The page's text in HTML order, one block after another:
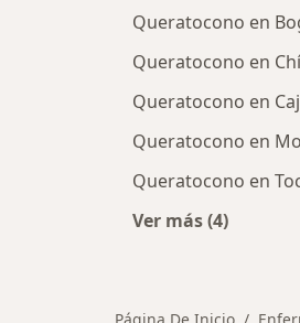
Queratocono en
Queratocono en
Queratocono en
Queratocono en
Queratocono en
Ver más (4)